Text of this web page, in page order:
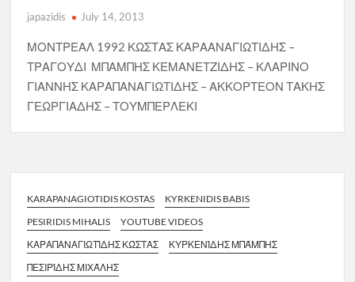
japazidis July 14, 2013
ΜΟΝΤΡΕΑΛ 1992 ΚΩΣΤΑΣ ΚΑΡΑΑΝΑΓΙΩΤΙΔΗΣ –
ΤΡΑΓΟΥΔΙ ΜΠΑΜΠΗΣ ΚΕΜΑΝΕΤΖΙΔΗΣ – ΚΛΑΡΙΝΟ
ΓΙΑΝΝΗΣ ΚΑΡΑΠΑΝΑΓΙΩΤΙΔΗΣ – ΑΚΚΟΡΤΕΟΝ ΤΑΚΗΣ
ΓΕΩΡΓΙΑΔΗΣ – ΤΟΥΜΠΕΡΛΕΚΙ
KARAPANAGIOTIDIS KOSTAS
KYRKENIDIS BABIS
PESIRIDIS MIHALIS
YOUTUBE VIDEOS
ΚΑΡΑΠΑΝΑΓΙΩΤΊΔΗΣ ΚΏΣΤΑΣ
ΚΥΡΚΕΝΊΔΗΣ ΜΠΆΜΠΗΣ
ΠΕΣΙΡΊΔΗΣ ΜΙΧΆΛΗΣ